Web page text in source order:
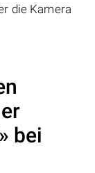
die Kamera
bei